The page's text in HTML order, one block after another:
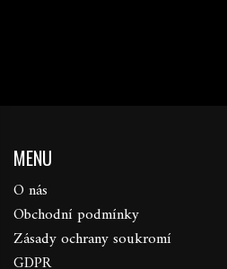
MENU
O nás
Obchodní podmínky
Zásady ochrany soukromí